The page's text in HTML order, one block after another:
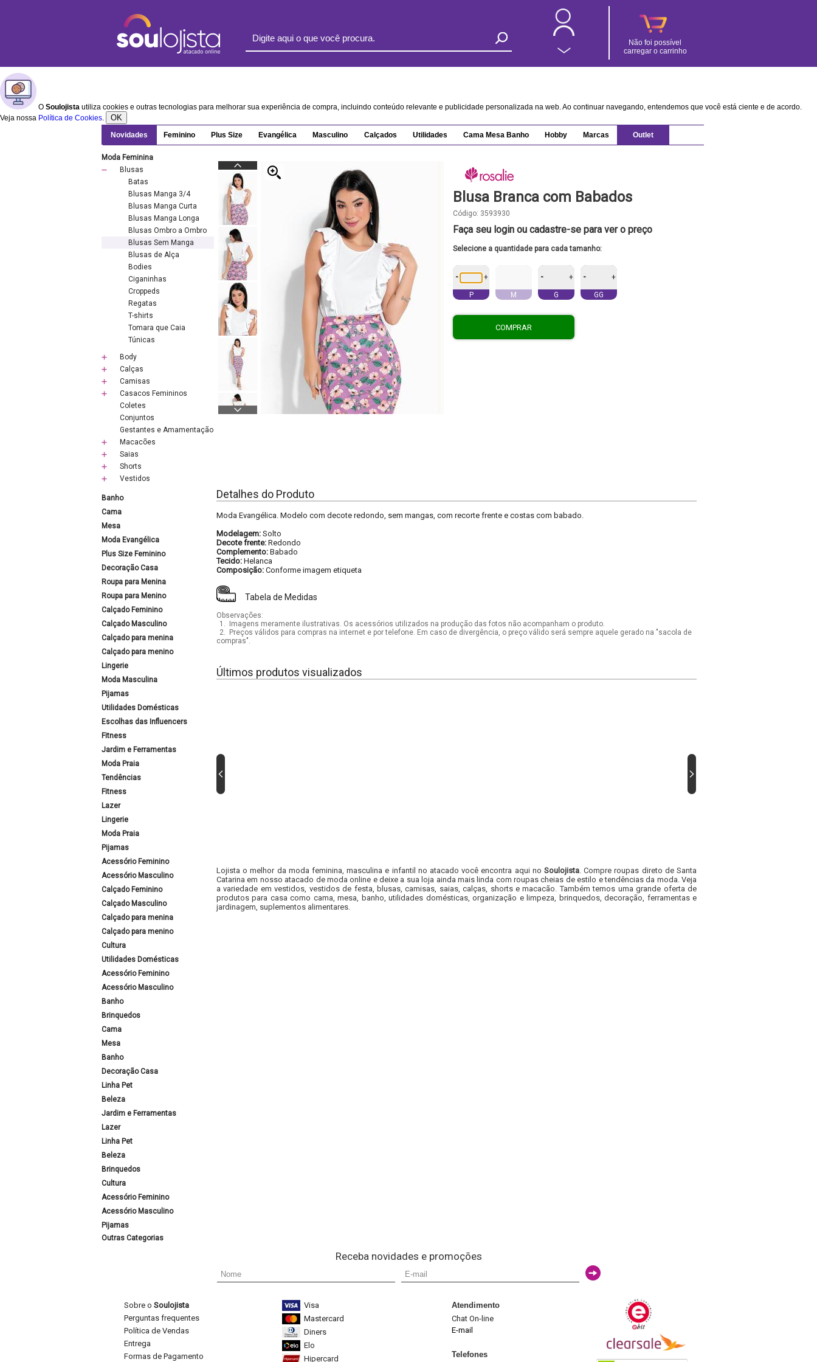
Não foi possível
carregar o carrinho
O Soulojista utiliza cookies e outras tecnologias para melhorar sua experiência de compra, incluindo conteúdo relevante e publicidade personalizada na web. Ao continuar navegando, entendemos que você está ciente e de acordo.
Veja nossa Política de Cookies. OK
Novidades Feminino Plus Size Evangélica Masculino Calçados Utilidades Cama Mesa Banho Hobby Marcas Outlet
Moda Feminina
Blusas
Batas
Blusas Manga 3/4
Blusas Manga Curta
Blusas Manga Longa
Blusas Ombro a Ombro
Blusas Sem Manga
Blusas de Alça
Bodies
Ciganinhas
Croppeds
Regatas
T-shirts
Tomara que Caia
Túnicas
Body
Calças
Camisas
Casacos Femininos
Coletes
Conjuntos
Gestantes e Amamentação
Macacões
Saias
Shorts
Vestidos
Banho
Cama
Mesa
Moda Evangélica
Plus Size Feminino
Decoração Casa
Roupa para Menina
Roupa para Menino
Calçado Feminino
Calçado Masculino
Calçado para menina
Calçado para menino
Lingerie
Moda Masculina
Pijamas
Utilidades Domésticas
Escolhas das Influencers
Fitness
Jardim e Ferramentas
Moda Praia
Tendências
Fitness
Lazer
Lingerie
Moda Praia
Pijamas
Acessório Feminino
Acessório Masculino
Calçado Feminino
Calçado Masculino
Calçado para menina
Calçado para menino
Cultura
Utilidades Domésticas
Acessório Feminino
Acessório Masculino
Banho
Brinquedos
Cama
Mesa
Banho
Decoração Casa
Linha Pet
Beleza
Jardim e Ferramentas
Lazer
Linha Pet
Beleza
Brinquedos
Cultura
Acessório Feminino
Acessório Masculino
Pijamas
Outras Categorias
Blusa Branca com Babados
Código: 3593930
Faça seu login ou cadastre-se para ver o preço
Selecione a quantidade para cada tamanho:
- +
P M
- +
G
- +
GG
COMPRAR
Detalhes do Produto
Moda Evangélica. Modelo com decote redondo, sem mangas, com recorte frente e costas com babado.
Modelagem: Solto
Decote frente: Redondo
Complemento: Babado
Tecido: Helanca
Composição: Conforme imagem etiqueta
Tabela de Medidas
Observações:
1.
Imagens meramente ilustrativas. Os acessórios utilizados na produção das fotos não acompanham o produto.
2.
Preços válidos para compras na internet e por telefone. Em caso de divergência, o preço válido será sempre aquele gerado na "sacola de
compras".
Últimos produtos visualizados
Lojista o melhor da moda feminina, masculina e infantil no atacado você encontra aqui no Soulojista. Compre roupas direto de Santa
Catarina em nosso atacado de moda online e deixe a sua loja ainda mais linda com roupas cheias de estilo e tendências da moda. Veja
a variedade em vestidos, vestidos de festa, blusas, camisas, saias, calças, shorts e macacão. Também temos uma grande oferta de
produtos para casa como cama, mesa, banho, utilidades domésticas, organização e limpeza, brinquedos, decoração, ferramentas e
jardinagem, suplementos alimentares.
Receba novidades e promoções
Sobre o Soulojista
Perguntas frequentes
Política de Vendas
Entrega
Formas de Pagamento
Visa
Mastercard
Diners
Elo
Hipercard
Atendimento
Chat On-line
E-mail
Telefones